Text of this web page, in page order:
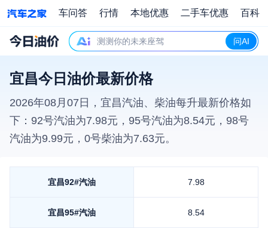
车问答 行情 本地优惠 二手车优惠 百科
测测你的未来座驾 问AI
宜昌今日油价最新价格
2026年08月07日 ， 宜昌汽油、柴油每升最新价格如
下：92号汽油为7.98元，95号汽油为8.54元，98号
汽油为9.99元，0号柴油为7.63元。
宜昌92#汽油 7.98
宜昌95#汽油 8.54